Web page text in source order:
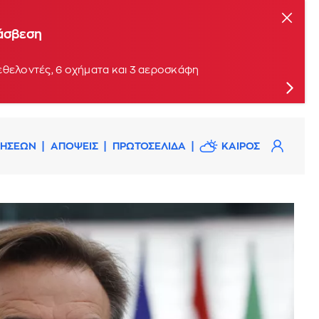
6 οχήματα και 3 αεροσκάφη
ΑΠΟΨΕΙΣ ΠΡΩΤΟΣΕΛΙΔΑ ΚΑΙΡΟΣ